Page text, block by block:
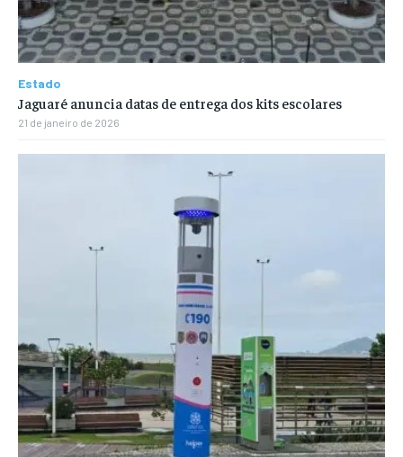
Estado
Jaguaré anuncia datas de entrega dos kits escolares
21 de janeiro de 2026